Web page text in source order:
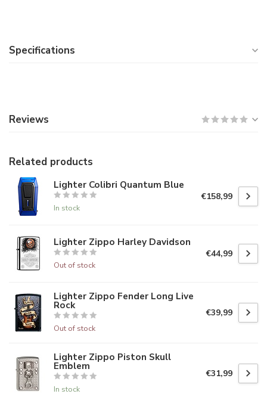
Specifications
Reviews
Related products
Lighter Colibri Quantum Blue
In stock
€158,99
Lighter Zippo Harley Davidson
Out of stock
€44,99
Lighter Zippo Fender Long Live
Rock
Out of stock
€39,99
Lighter Zippo Piston Skull
Emblem
In stock
€31,99